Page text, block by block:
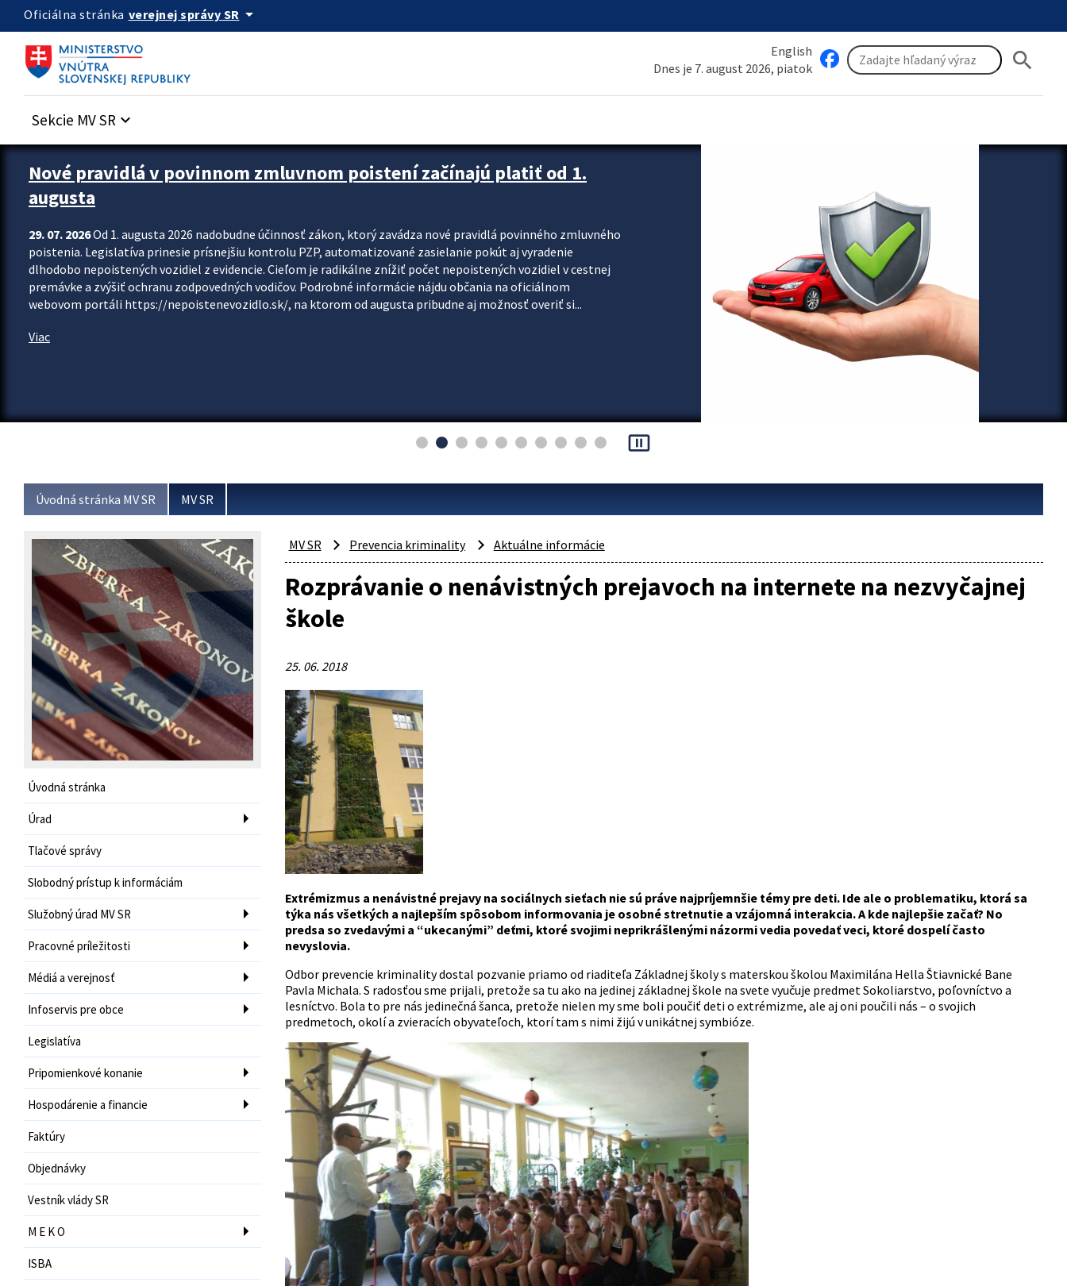
Preskocit na hlavný obsah
Oficiálna stránka verejnej správy SR arrow_drop_down
English
Dnes je 7. august 2026, piatok
search
Sekcie MV SR keyboard_arrow_down
Zastavit automatický posun upútavok
Nové pravidlá v povinnom zmluvnom poistení začínajú platiť od 1.
augusta
29. 07. 2026Od 1. augusta 2026 nadobudne účinnosť zákon, ktorý zavádza nové pravidlá povinného zmluvného
poistenia. Legislatíva prinesie prísnejšiu kontrolu PZP, automatizované zasielanie pokút aj vyradenie
dlhodobo nepoistených vozidiel z evidencie. Cieľom je radikálne znížiť počet nepoistených vozidiel v cestnej
premávke a zvýšiť ochranu zodpovedných vodičov. Podrobné informácie nájdu občania na oficiálnom
webovom portáli https://nepoistenevozidlo.sk/, na ktorom od augusta pribudne aj možnosť overiť si...
Viac
pause_presentation
Úvodná stránka MV SR MV SR
Úvodná stránka
Úrad
Tlačové správy
Slobodný prístup k informáciám
Služobný úrad MV SR
Pracovné príležitosti
Médiá a verejnosť
Infoservis pre obce
Legislatíva
Pripomienkové konanie
Hospodárenie a financie
Faktúry
Objednávky
Vestník vlády SR
M E K O
ISBA
MV SR Prevencia kriminality Aktuálne informácie
Rozprávanie o nenávistných prejavoch na internete na nezvyčajnej
škole
25. 06. 2018
Extrémizmus a nenávistné prejavy na sociálnych sieťach nie sú práve najpríjemnšie témy pre deti. Ide ale o problematiku, ktorá sa
týka nás všetkých a najlepším spôsobom informovania je osobné stretnutie a vzájomná interakcia. A kde najlepšie začať? No
predsa so zvedavými a “ukecanými” deťmi, ktoré svojimi neprikrášlenými názormi vedia povedať veci, ktoré dospelí často
nevyslovia.
Odbor prevencie kriminality dostal pozvanie priamo od riaditeľa Základnej školy s materskou školou Maximilána Hella Štiavnické Bane
Pavla Michala. S radosťou sme prijali, pretože sa tu ako na jedinej základnej škole na svete vyučuje predmet Sokoliarstvo, poľovníctvo a
lesníctvo. Bola to pre nás jedinečná šanca, pretože nielen my sme boli poučiť deti o extrémizme, ale aj oni poučili nás – o svojich
predmetoch, okolí a zvieracích obyvateľoch, ktorí tam s nimi žijú v unikátnej symbióze.